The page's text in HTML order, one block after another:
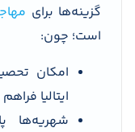
گزینه‌ها برای
است؛ چون:
امکان
ایتالیا
شهریه‌ها